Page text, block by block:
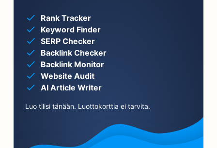
Rank Tracker
Keyword Finder
SERP Checker
Backlink Checker
Backlink Monitor
Website Audit
AI Article Writer
Luo tilisi tänään. Luottokorttia ei tarvita.